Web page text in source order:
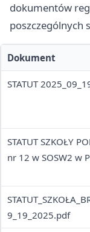
dokumentów
poszczególnych
Dokument
STATUT
STATUT SZKOŁY
nr 12 w SOSW2 w
9_19_2025.pdf